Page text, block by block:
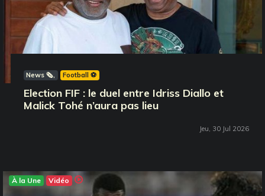
News 🗞️ Football ⚽️
Election FIF : le duel entre Idriss Diallo et
Malick Tohé n’aura pas lieu
Jeu, 30 Jul 2026
À la Une Vidéo